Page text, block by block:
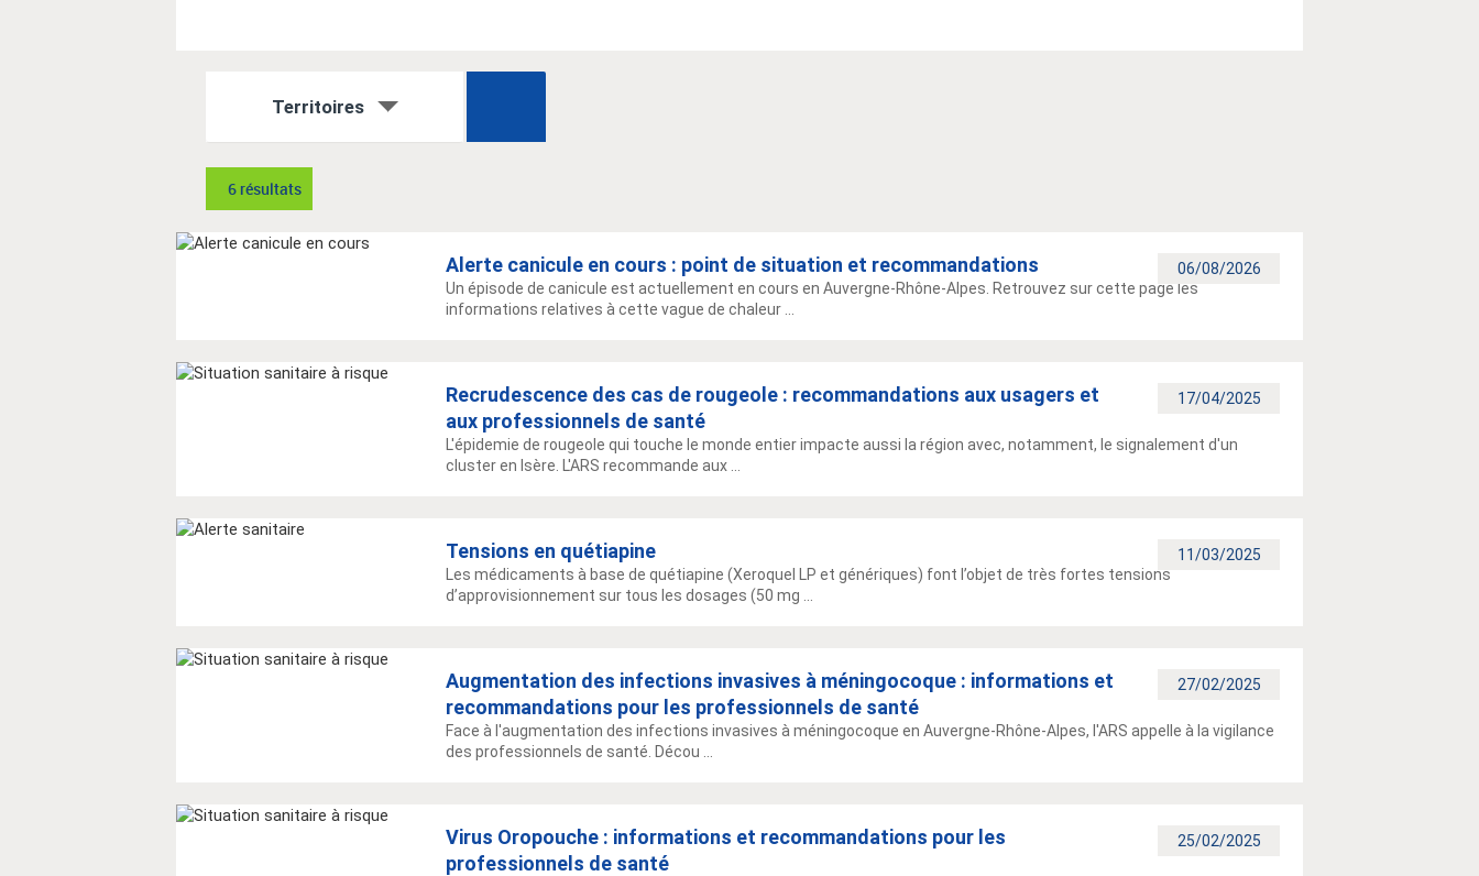
Territoires
6 résultats
06/08/2026
Alerte canicule en cours : point de situation et recommandations
Un épisode de canicule est actuellement en cours en Auvergne-Rhône-Alpes. Retrouvez sur cette page les
informations relatives à cette vague de chaleur ...
17/04/2025
Recrudescence des cas de rougeole : recommandations aux usagers et
aux professionnels de santé
L'épidemie de rougeole qui touche le monde entier impacte aussi la région avec, notamment, le signalement d'un
cluster en Isère. L'ARS recommande aux ...
11/03/2025
Tensions en quétiapine
Les médicaments à base de quétiapine (Xeroquel LP et génériques) font l’objet de très fortes tensions
d’approvisionnement sur tous les dosages (50 mg ...
27/02/2025
Augmentation des infections invasives à méningocoque : informations et
recommandations pour les professionnels de santé
Face à l'augmentation des infections invasives à méningocoque en Auvergne-Rhône-Alpes, l'ARS appelle à la vigilance
des professionnels de santé. Décou ...
25/02/2025
Virus Oropouche : informations et recommandations pour les
professionnels de santé